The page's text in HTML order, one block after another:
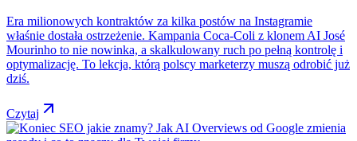
Era milionowych kontraktów za kilka postów na Instagramie
właśnie dostała ostrzeżenie. Kampania Coca-Coli z klonem AI José
Mourinho to nie nowinka, a skalkulowany ruch po pełną kontrolę i
optymalizację. To lekcja, którą polscy marketerzy muszą odrobić już
dziś.
Czytaj